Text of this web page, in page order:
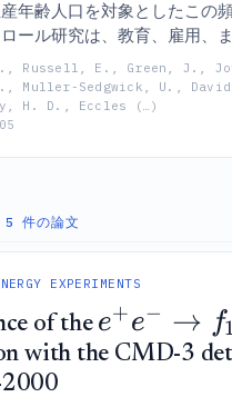
年齢人口を対象としたこの
ール研究は、教育、雇用、
い層（NEET）が、雇用され
受けている層と比較して、未
およびADHDの特性を示す割
明らかにしており、これらの
健康負担の増大や学歴の低
Russell, E., Green, J.,
Muller-Sedgwick, U.,
H. D., Eccles (…)
件の論文
EXPERIMENTS
of the e+e− → f1
with the CMD-3
2000